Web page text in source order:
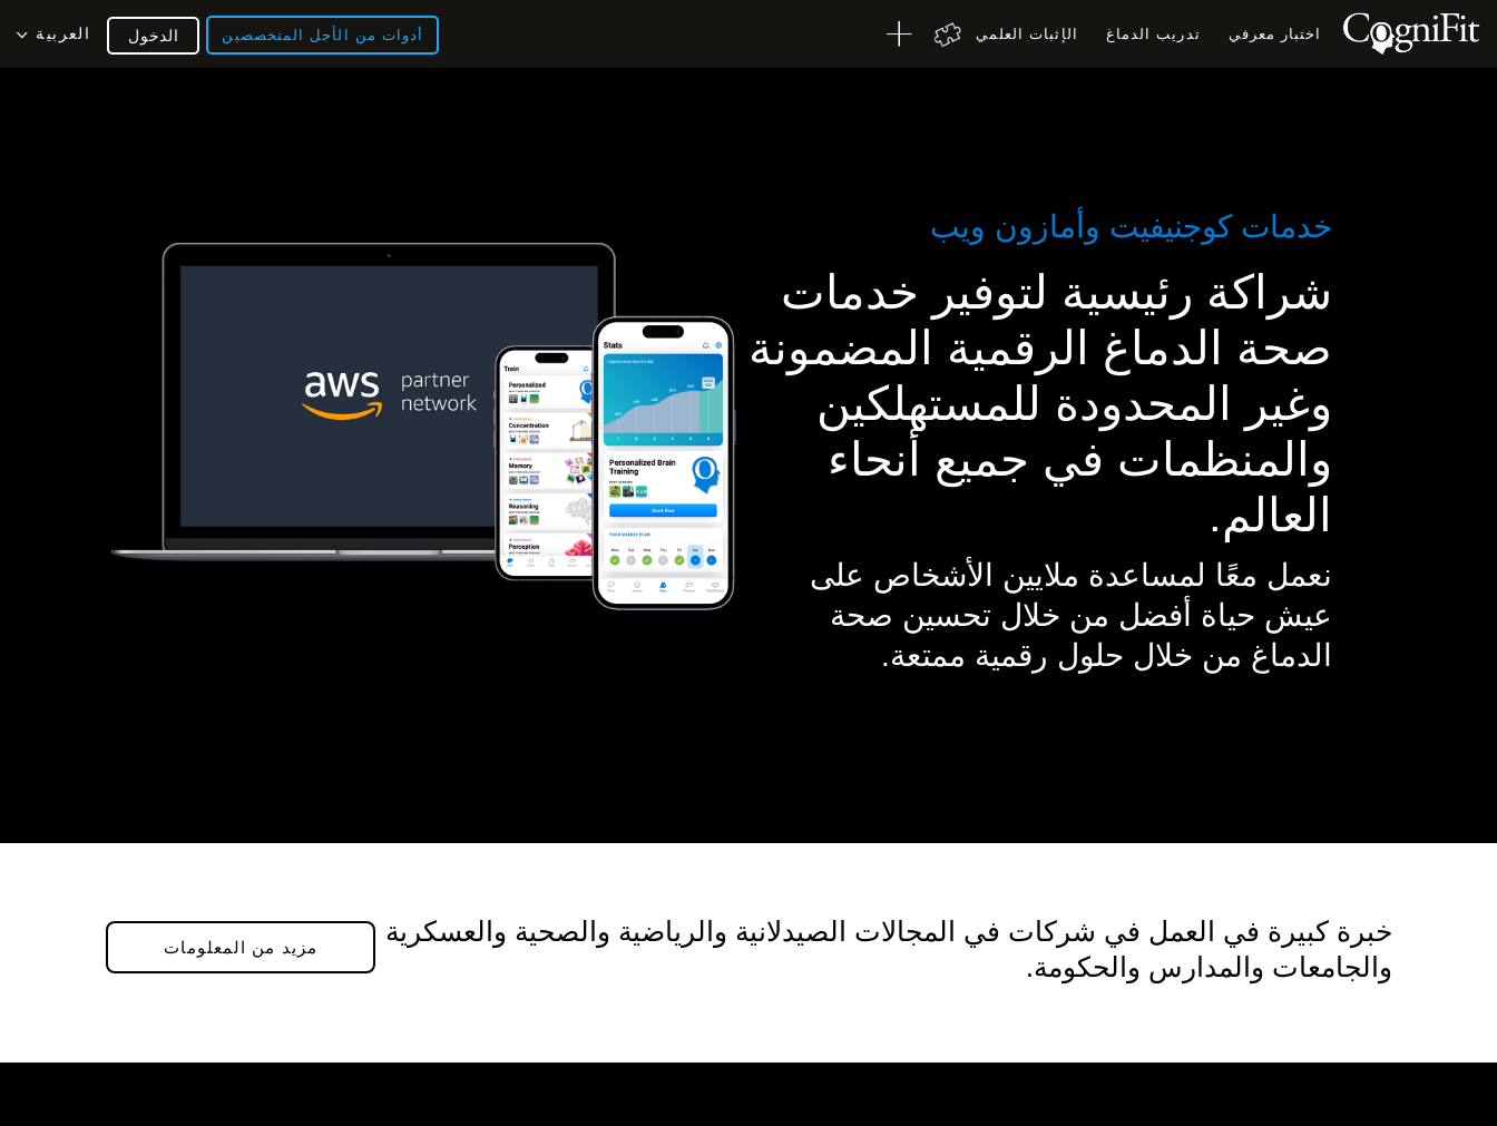
اختبار معرفي تدريب الدماغ الإثبات العلمي أدوات من الأجل المتخصصين العربية الدخول
خدمات كوجنيفيت وأمازون ويب
شراكة رئيسية لتوفير خدمات
صحة الدماغ الرقمية المضمونة
وغير المحدودة للمستهلكين
والمنظمات في جميع أنحاء
العالم.
نعمل معًا لمساعدة ملايين الأشخاص على
عيش حياة أفضل من خلال تحسين صحة
الدماغ من خلال حلول رقمية ممتعة.
خبرة كبيرة في العمل في شركات في المجالات الصيدلانية والرياضية والصحية والعسكرية
والجامعات والمدارس والحكومة.
مزيد من المعلومات